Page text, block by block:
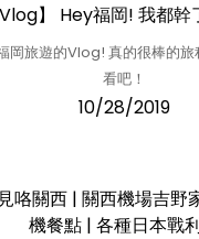
Vlog】 Hey福岡! 我都幹
岡旅遊的Vlog! 真的很棒的
看吧！
10/28/2019
咯關西 | 關西機場吉野
機餐點 | 各種日本戰